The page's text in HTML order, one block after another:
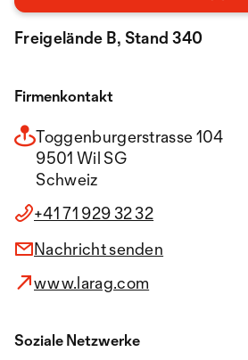
Freigelände B, Stand 340
Firmenkontakt
Toggenburgerstrasse 104
9501 Wil SG
Schweiz
+41 71 929 32 32
Nachricht senden
www.larag.com
Soziale Netzwerke